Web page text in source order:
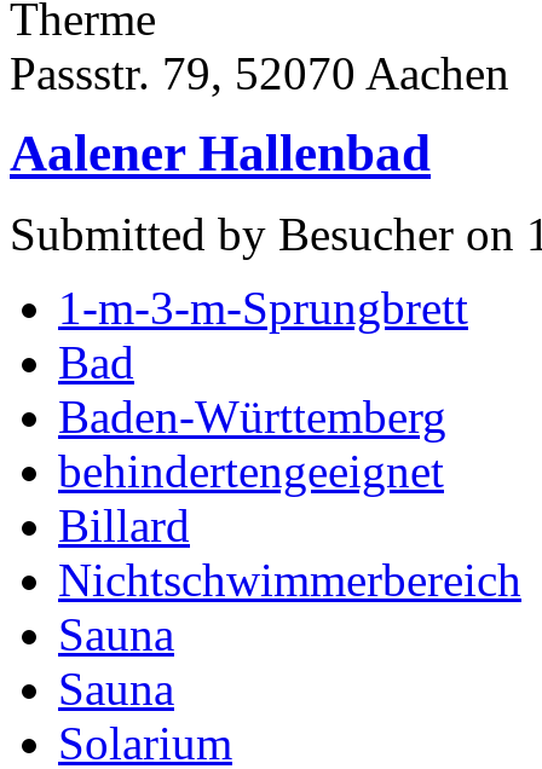
Therme
Passstr. 79, 52070 Aachen
Aalener Hallenbad
Submitted by Besucher on
1-m-3-m-Sprungbrett
Bad
Baden-Württemberg
behindertengeeignet
Billard
Nichtschwimmerbereich
Sauna
Sauna
Solarium